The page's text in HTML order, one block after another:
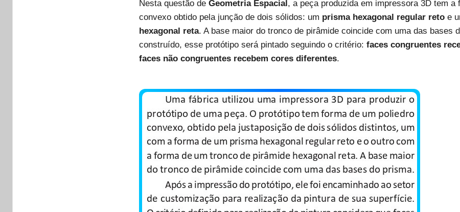
Nesta questão de Geometria Espacial, a peça produzida em impressora 3D tem a
convexo obtido pela junção de dois sólidos: um prisma hexagonal regular reto e
hexagonal reta. A base maior do tronco de pirâmide coincide com uma das bases
construído, esse protótipo será pintado seguindo o critério: faces congruentes
faces não congruentes recebem cores diferentes.